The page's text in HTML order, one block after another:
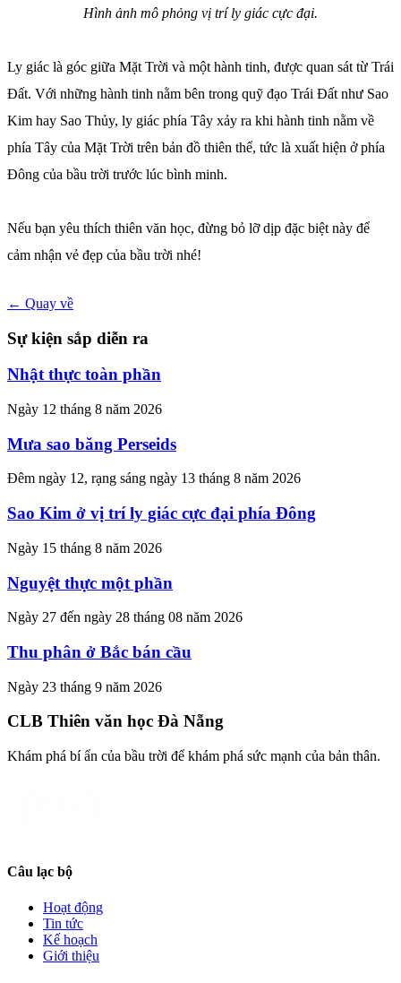
Hình ảnh mô phỏng vị trí ly giác cực đại.
Ly giác là góc giữa Mặt Trời và một hành tinh, được quan sát từ Trái
Đất. Với những hành tinh nằm bên trong quỹ đạo Trái Đất như Sao
Kim hay Sao Thủy, ly giác phía Tây xảy ra khi hành tinh nằm về
phía Tây của Mặt Trời trên bản đồ thiên thể, tức là xuất hiện ở phía
Đông của bầu trời trước lúc bình minh.
Nếu bạn yêu thích thiên văn học, đừng bỏ lỡ dịp đặc biệt này để
cảm nhận vẻ đẹp của bầu trời nhé!
← Quay về
Sự kiện sắp diễn ra
Nhật thực toàn phần
Ngày 12 tháng 8 năm 2026
Mưa sao băng Perseids
Đêm ngày 12, rạng sáng ngày 13 tháng 8 năm 2026
Sao Kim ở vị trí ly giác cực đại phía Đông
Ngày 15 tháng 8 năm 2026
Nguyệt thực một phần
Ngày 27 đến ngày 28 tháng 08 năm 2026
Thu phân ở Bắc bán cầu
Ngày 23 tháng 9 năm 2026
CLB Thiên văn học Đà Nẵng
Khám phá bí ẩn của bầu trời để khám phá sức mạnh của bản thân.
Câu lạc bộ
Hoạt động
Tin tức
Kế hoạch
Giới thiệu